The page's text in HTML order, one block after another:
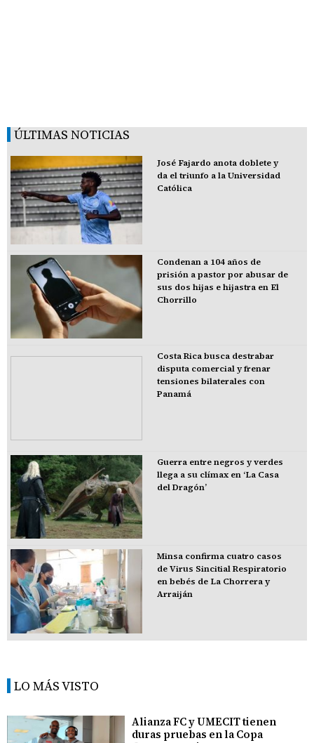
ÚLTIMAS NOTICIAS
José Fajardo anota doblete y
da el triunfo a la Universidad
Católica
Condenan a 104 años de
prisión a pastor por abusar de
sus dos hijas e hijastra en El
Chorrillo
Costa Rica busca destrabar
disputa comercial y frenar
tensiones bilaterales con
Panamá
Guerra entre negros y verdes
llega a su clímax en ‘La Casa
del Dragón’
Minsa confirma cuatro casos
de Virus Sincitial Respiratorio
en bebés de La Chorrera y
Arraiján
LO MÁS VISTO
Alianza FC y UMECIT tienen
duras pruebas en la Copa